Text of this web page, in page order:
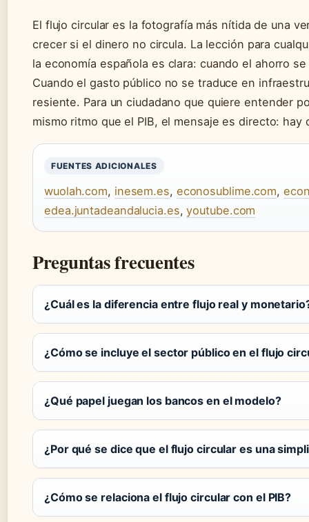
El flujo circular es la fotografía más nítida de una
crecer si el dinero no circula. La lección para
la economía española es clara: cuando el ahorro
Cuando el gasto público no se traduce en
resiente. Para un ciudadano que quiere entender
mismo ritmo que el PIB, el mensaje es directo:
FUENTES ADICIONALES
wuolah.com, inesem.es, econosublime.com,
edea.juntadeandalucia.es,youtube.com
Preguntas frecuentes
¿Cuál es la diferencia entre flujo real y
¿Cómo se incluye el sector público en el flujo
¿Qué papel juegan los bancos en el modelo?
¿Por qué se dice que el flujo circular es una
¿Cómo se relaciona el flujo circular con el PIB?